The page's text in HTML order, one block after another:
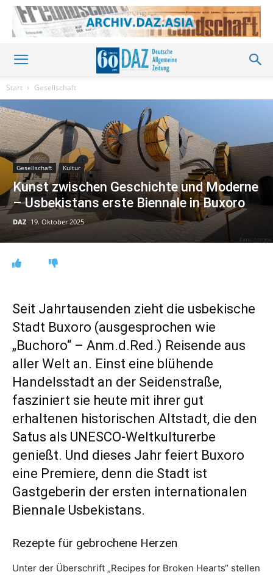
Start Gesellschaft
Gesellschaft Kultur
Kunst zwischen Geschichte und Moderne
– Usbekistans erste Biennale in Buxoro
DAZ 19. Oktober 2025
Seit Jahrtausenden zieht die usbekische
Stadt Buxoro (ausgesprochen wie
„Buchoro“ – Anm.d.Red.) Reisende aus
aller Welt an. Einst eine blühende
Handelsstadt an der Seidenstraße,
fasziniert sie heute mit ihrer gut
erhaltenen historischen Altstadt, die den
Satus als UNESCO-Weltkulturerbe
genießt. Und dieses Jahr feiert Buxoro
eine Premiere, denn die Stadt ist
Gastgeberin der ersten internationalen
Biennale Usbekistans.
Rezepte für gebrochene Herzen
Unter der Überschrift „Recipes for Broken Hearts“ stellen